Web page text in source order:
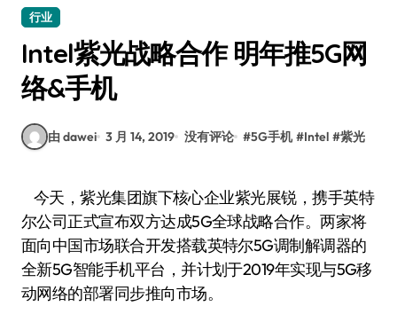
行业
Intel紫光战略合作 明年推5G网
络&手机
由 dawei 3 月 14, 2019 没有评论 #5G手机 #Intel #紫光
今天，紫光集团旗下核心企业紫光展锐，携手英特
尔公司正式宣布双方达成5G全球战略合作。两家将
面向中国市场联合开发搭载英特尔5G调制解调器的
全新5G智能手机平台，并计划于2019年实现与5G移
动网络的部署同步推向市场。